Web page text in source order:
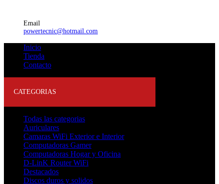
Email
powertecnic@hotmail.com
Inicio
Tienda
Contacto
CATEGORIAS
Todas las categorias
Auriculares
Camaras WiFi Exterior e Interior
Computadoras Gamer
Computadoras Hogar y Oficina
D-LinK Router WiFi
Destacados
Discos duros y solidos